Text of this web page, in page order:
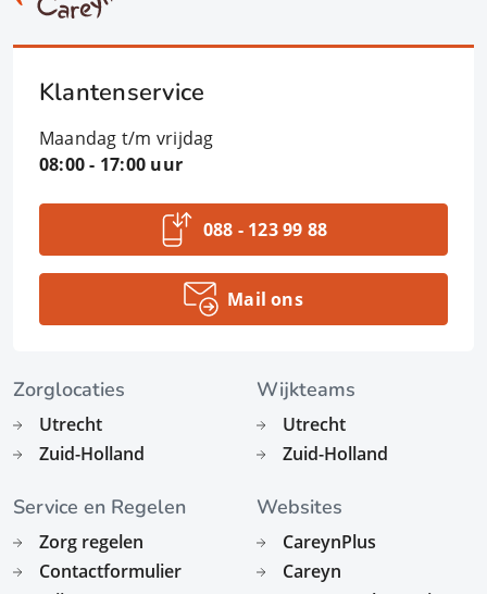
Klantenservice
Maandag t/m vrijdag
08:00 - 17:00 uur
088 - 123 99 88
Mail ons
Zorglocaties
Utrecht
Zuid-Holland
Wijkteams
Utrecht
Zuid-Holland
Service en Regelen
Zorg regelen
Contactformulier
Websites
CareynPlus
Careyn